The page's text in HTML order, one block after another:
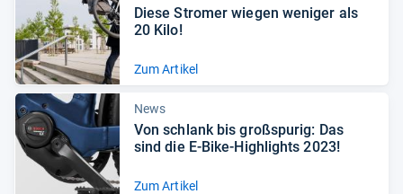
Diese Stro­mer wie­gen weni­ger als
20 Kilo!
Zum Artikel
News
Von schlank bis groß­spu­rig: Das
sind die E-​Bike-​High­lights 2023!
Zum Artikel